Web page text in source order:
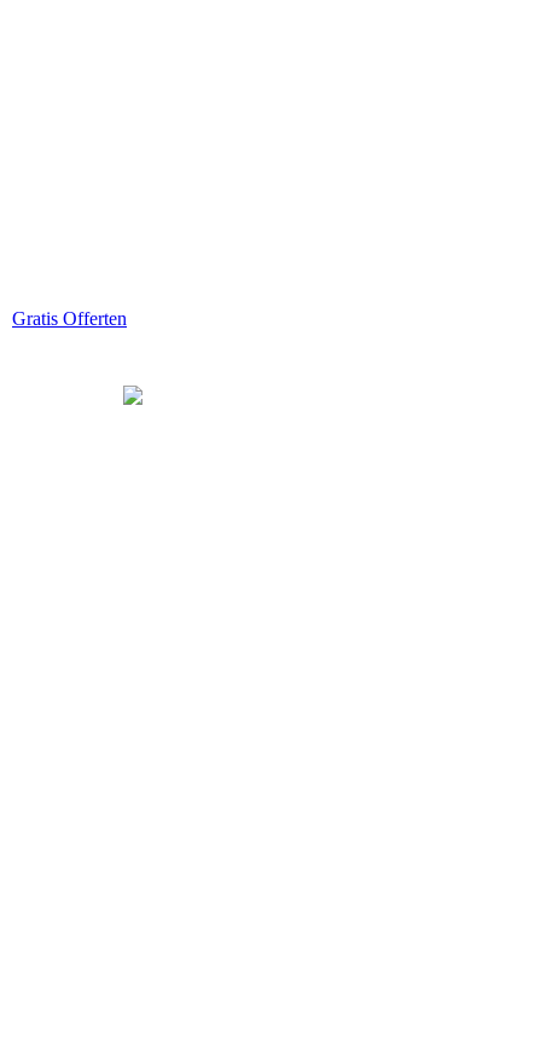
Gratis Offerten